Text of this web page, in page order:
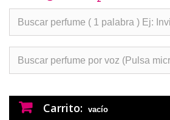
Carrito: vacío